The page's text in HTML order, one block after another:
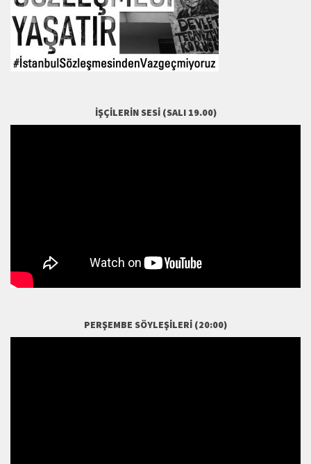
İŞÇILERIN SESI (SALI 19.00)
PERŞEMBE SÖYLEŞILERI (20:00)